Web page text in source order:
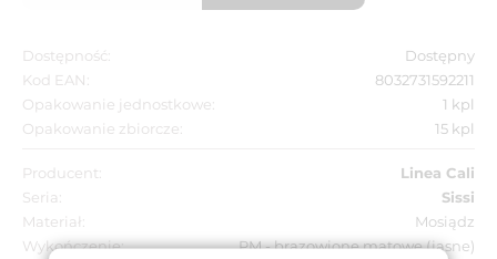
Dostępność:
Dostępny
Kod EAN:
8032731592211
Opakowanie jednostkowe:
1 kpl
Opakowanie zbiorcze:
15 kpl
Producent:
Linea Cali
Seria:
Sissi
Materiał:
Mosiądz
Wykończenie:
PM - brązowione matowe (jasne)